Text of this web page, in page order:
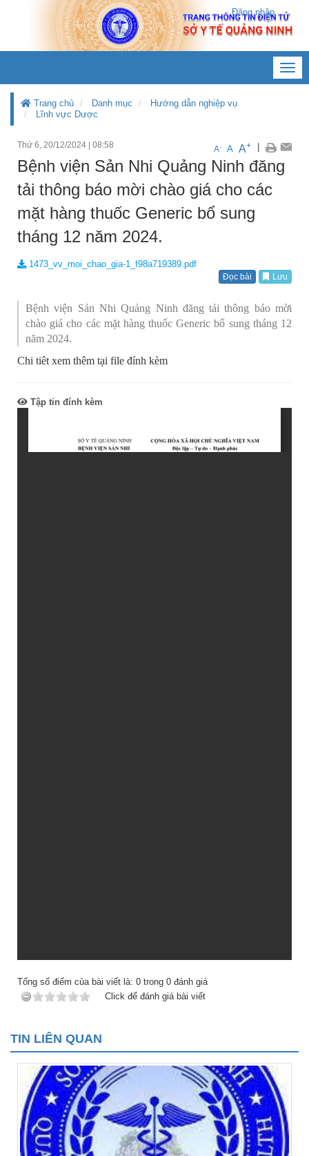
Đăng nhập
Trang chủ Danh mục
Hướng dẫn nghiệp vụ
Lĩnh vực Dược
Thứ 6, 20/12/2024 08:58 A- A A+
Bệnh viện Sản Nhi Quảng Ninh đăng
tải thông báo mời chào giá cho các
mặt hàng thuốc Generic bổ sung
tháng 12 năm 2024.
1473_vv_moi_chao_gia-1_f98a719389.pdf
Đọc bài Lưu
Bệnh viện Sản Nhi Quảng Ninh đăng tải thông báo mời
chào giá cho các mặt hàng thuốc Generic bổ sung tháng 12
năm 2024.
Chi tiêt xem thêm tại file đính kèm
Tập tin đính kèm
Tổng số điểm của bài viết là: 0 trong 0 đánh giá
Click để đánh giá bài viết
TIN LIÊN QUAN